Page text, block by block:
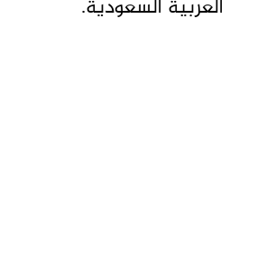
العربية السعودية.